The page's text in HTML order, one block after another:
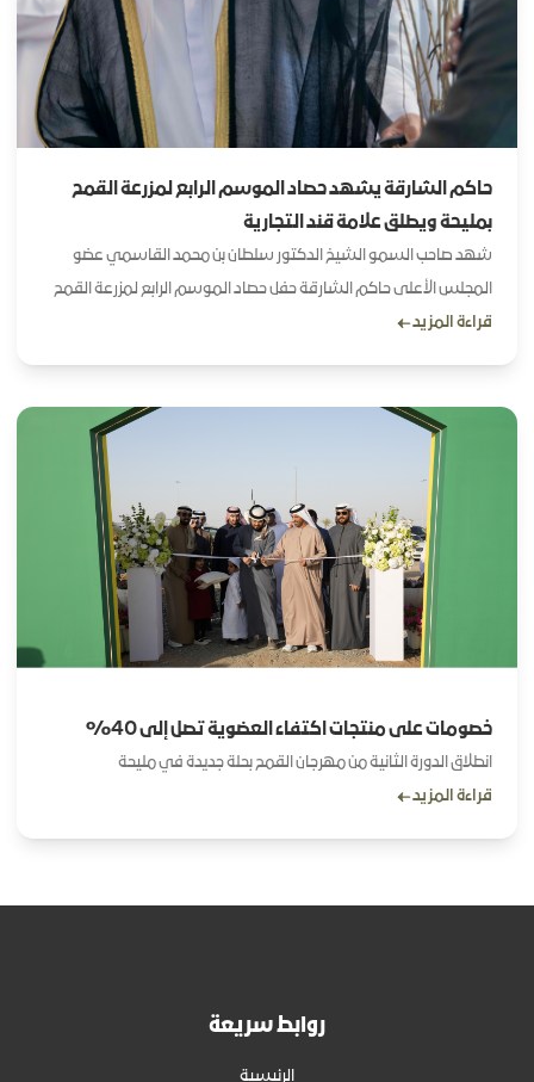
حاكم الشارقة يشهد حصاد الموسم الرابع لمزرعة القمح
بمليحة ويطلق علامة قند التجارية
شهد صاحب السمو الشيخ الدكتور سلطان بن محمد القاسمي عضو
المجلس الأعلى حاكم الشارقة حفل حصاد الموسم الرابع لمزرعة القمح
سبع سنابل كما أطلق سموه شكولاتة قند الفاخرة ومنصة مزرعتي
مليحة وألقى صاحب السمو حاكم الشارقة كلمة خلال حفل الحصاد
استهلها بالآية الكريمة وترى الجبال تحسبها جامدة وهي تمر مر
السحاب صنع الله الذي أتقن كل شيء إنه خبير بما تفعلون النمل 88
مؤكدا سموه أن صنع الله تعالى هو الأكمل والأحسن ومحذرا من التلاعب
بخلق الله أو تغييره
قراءة المزيد
خصومات على منتجات اكتفاء العضوية تصل إلى 40%
انطلاق الدورة الثانية من مهرجان القمح بحلة جديدة في مليحة
قراءة المزيد
روابط سريعة
الرئيسية